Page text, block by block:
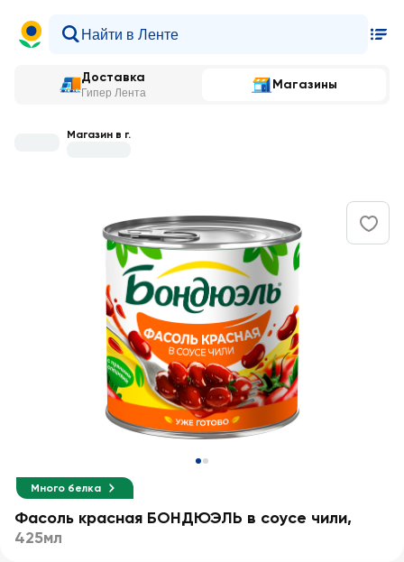
Доставка
Гипер Лента
Магазины
Магазин в г.
Много белка
Фасоль красная БОНДЮЭЛЬ в соусе чили,
425мл